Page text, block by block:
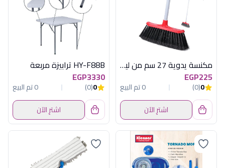
مكنسة يدوية 27 سم من لياو موديل L20002
EGP225
0
(0)
0 تم البيع
اشترِ الآن
HY-F88B ترابيزة مربعة
EGP3330
0
(0)
0 تم البيع
اشترِ الآن